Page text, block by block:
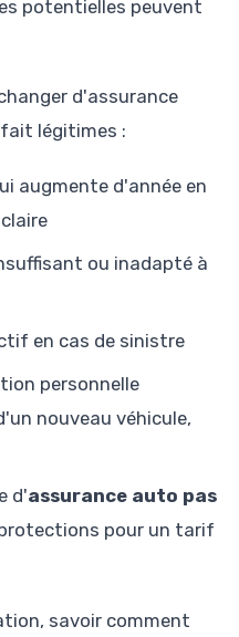
potentielles peuvent
d'assurance
légitimes :
augmente d'année en
ou inadapté à
en cas de sinistre
personnelle
nouveau véhicule,
d'assurance auto pas
pour un tarif
savoir comment